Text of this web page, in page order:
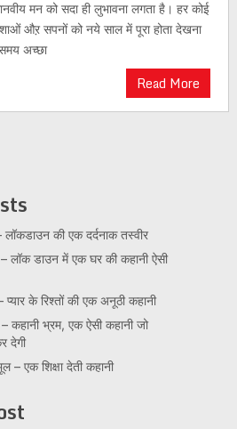
मन को सदा ही लुभावना लगता है। हर कोई
औऱ सपनों को नये साल में पूरा होता देखना
अच्छा
Read More
की एक दर्दनाक तस्वीर
लॉक डाउन में एक घर की कहानी ऐसी
प्यार के रिश्तों की एक अनूठी कहानी
भ्रम, एक ऐसी कहानी जो
देगी
– एक शिक्षा देती कहानी